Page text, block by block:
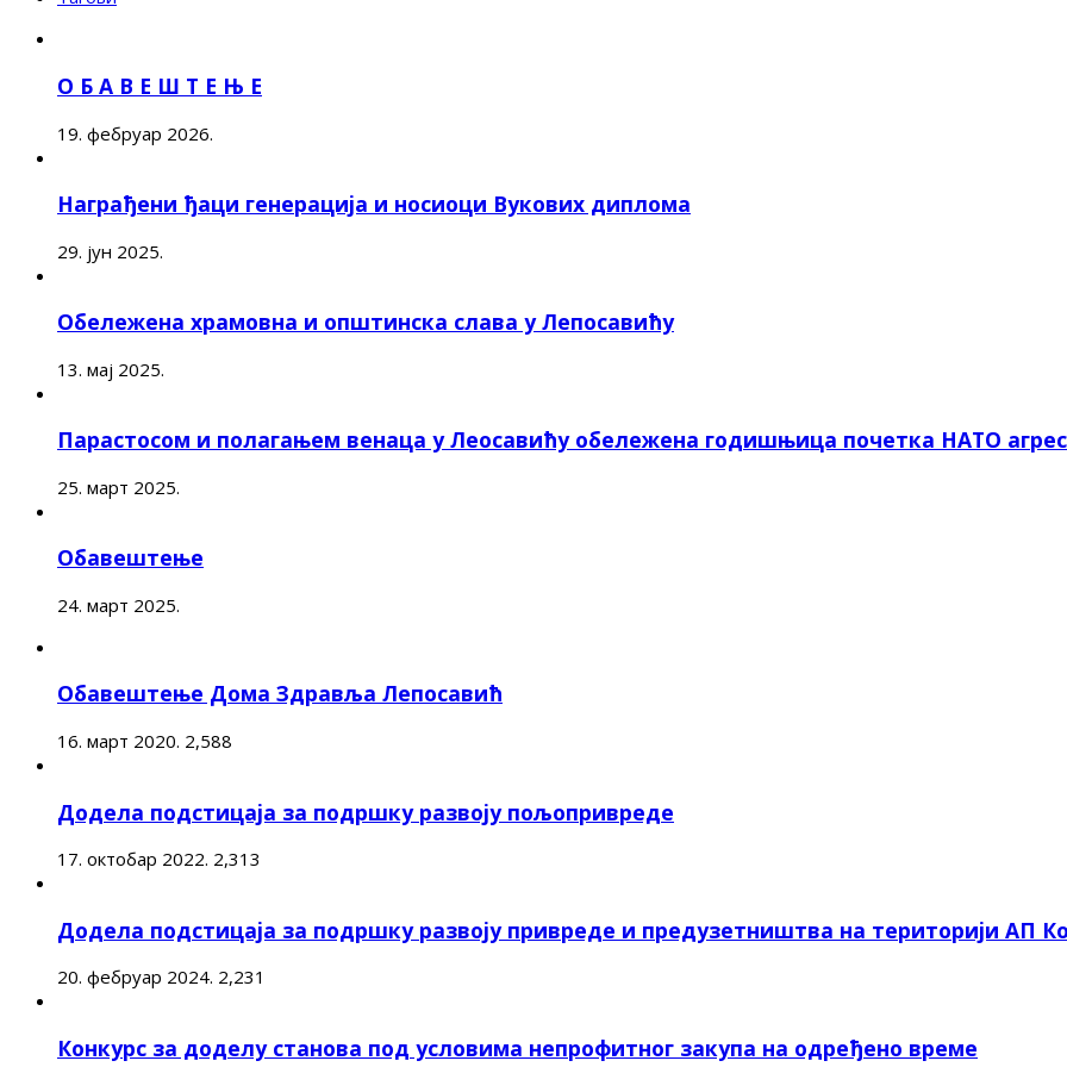
О Б А В Е Ш Т Е Њ Е
19. фебруар 2026.
Награђени ђаци генерација и носиоци Вукових диплома
29. јун 2025.
Обележена храмовна и општинска слава у Лепосавићу
13. мај 2025.
Парастосом и полагањем венаца у Леосавићу обележена годишњица почетка НАТО
25. март 2025.
Обавештење
24. март 2025.
Обавештење Дома Здравља Лепосавић
16. март 2020. 2,588
Додела подстицаја за подршку развоју пољопривреде
17. октобар 2022. 2,313
Додела подстицаја за подршку развоју привреде и предузетништва на територији АП
20. фебруар 2024. 2,231
Конкурс за доделу станова под условима непрофитног закупа на одређено време